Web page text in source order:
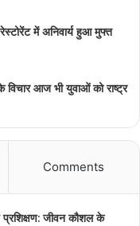
में अनिवार्य हुआ मुफ्त
विचार आज भी युवाओं को राष्ट्र
Comments
प्रशिक्षण: जीवन कौशल के